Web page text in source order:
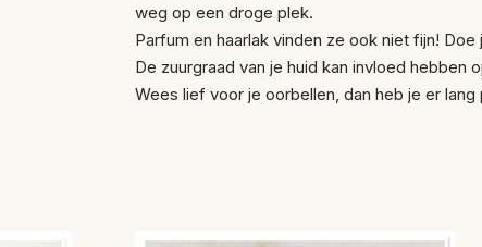
weg op een droge plek.
Parfum en haarlak vinden ze ook niet fijn!
De zuurgraad van je huid kan invloed hebben
Wees lief voor je oorbellen, dan heb je er lang